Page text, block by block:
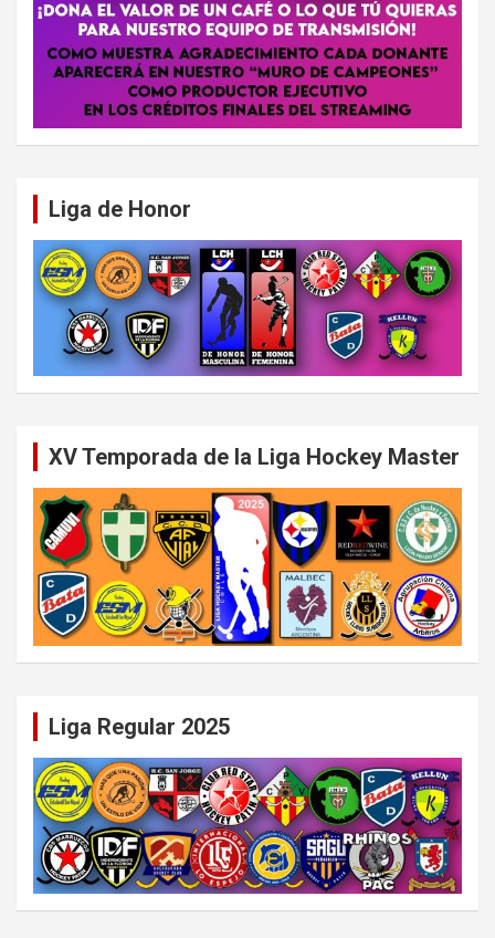
Liga de Honor
XV Temporada de la Liga Hockey Master
Liga Regular 2025